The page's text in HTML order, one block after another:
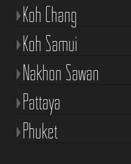
Koh Chang
Koh Samui
Nakhon Sawan
Pattaya
Phuket